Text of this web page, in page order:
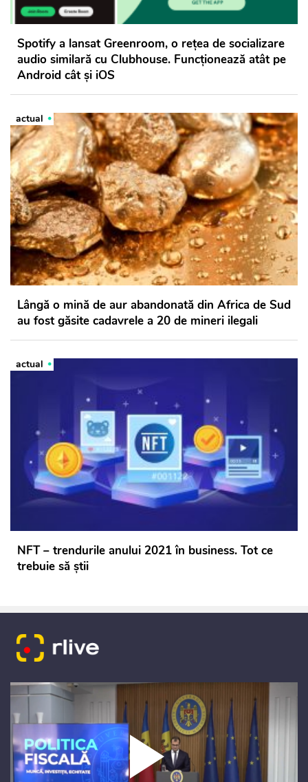
Spotify a lansat Greenroom, o rețea de socializare
audio similară cu Clubhouse. Funcționează atât pe
Android cât și iOS
actual
Lângă o mină de aur abandonată din Africa de Sud
au fost găsite cadavrele a 20 de mineri ilegali
actual
NFT – trendurile anului 2021 în business. Tot ce
trebuie să știi